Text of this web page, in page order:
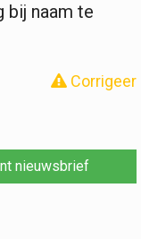
bij naam te
Corrigeer
nieuwsbrief